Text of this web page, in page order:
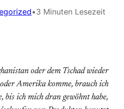
•3 Minuten Lesezeit
oder dem Tschad wieder
Amerika komme, brauch ich
bis ich mich dran gewöhnt habe,